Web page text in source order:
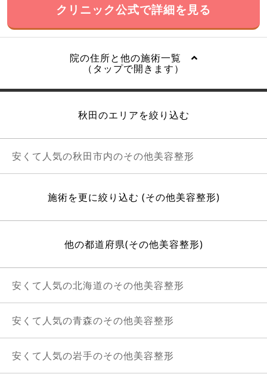
クリニック公式で詳細を見る
院の住所と他の施術一覧
（タップで開きます）
秋田のエリアを絞り込む
安くて人気の秋田市内のその他美容整形
施術を更に絞り込む (その他美容整形)
他の都道府県(その他美容整形)
安くて人気の北海道のその他美容整形
安くて人気の青森のその他美容整形
安くて人気の岩手のその他美容整形